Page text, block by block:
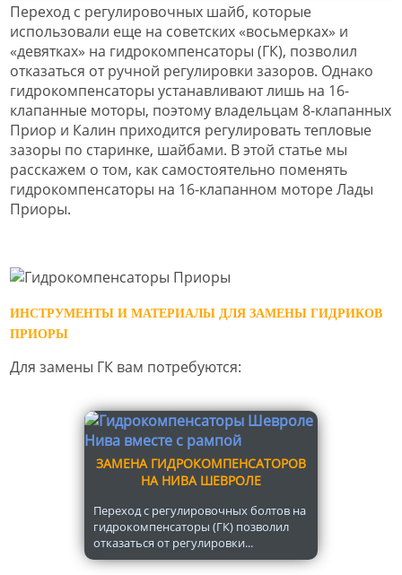
Переход с регулировочных шайб, которые
использовали еще на советских «восьмерках» и
«девятках» на гидрокомпенсаторы (ГК), позволил
отказаться от ручной регулировки зазоров. Однако
гидрокомпенсаторы устанавливают лишь на 16-
клапанные моторы, поэтому владельцам 8-клапанных
Приор и Калин приходится регулировать тепловые
зазоры по старинке, шайбами. В этой статье мы
расскажем о том, как самостоятельно поменять
гидрокомпенсаторы на 16-клапанном моторе Лады
Приоры.
ИНСТРУМЕНТЫ И МАТЕРИАЛЫ ДЛЯ ЗАМЕНЫ ГИДРИКОВ
ПРИОРЫ
Для замены ГК вам потребуются:
ЗАМЕНА ГИДРОКОМПЕНСАТОРОВ
НА НИВА ШЕВРОЛЕ
Переход с регулировочных болтов на
гидрокомпенсаторы (ГК) позволил
отказаться от регулировки...